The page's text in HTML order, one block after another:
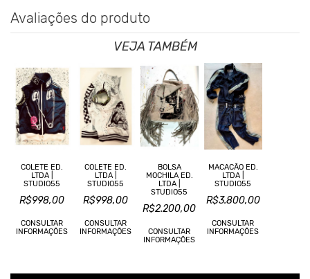
Avaliações do produto
VEJA TAMBÉM
COLETE ED.
LTDA |
STUDIO55
R$998,00
CONSULTAR
INFORMAÇÕES
COLETE ED.
LTDA |
STUDIO55
R$998,00
CONSULTAR
INFORMAÇÕES
BOLSA
MOCHILA ED.
LTDA |
STUDIO55
R$2.200,00
CONSULTAR
INFORMAÇÕES
MACACÃO ED.
LTDA |
STUDIO55
R$3.800,00
CONSULTAR
INFORMAÇÕES